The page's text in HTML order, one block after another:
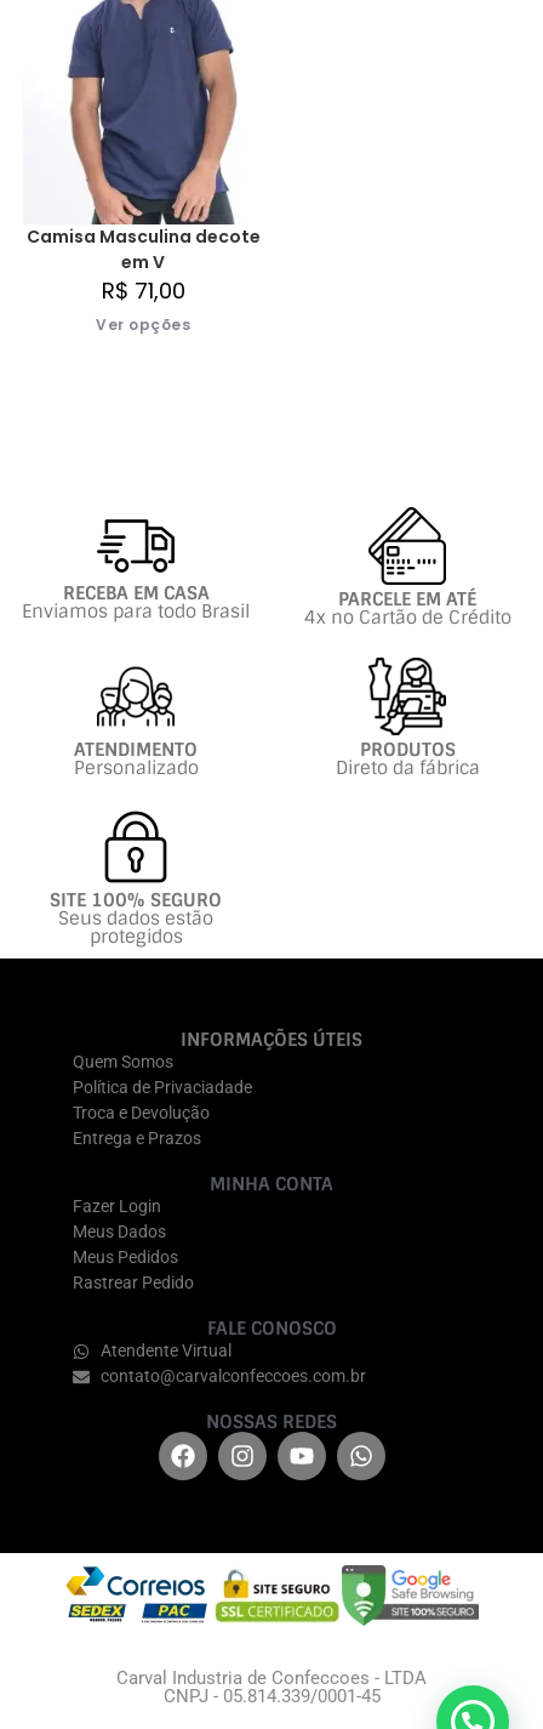
Camisa Masculina decote
em V
R$ 71,00
Ver opções
RECEBA EM CASA
Enviamos para todo Brasil PARCELE EM ATÉ
4x no Cartão de Crédito
ATENDIMENTO
Personalizado
PRODUTOS
Direto da fábrica
SITE 100% SEGURO
Seus dados estão
protegidos
INFORMAÇÕES ÚTEIS
Quem Somos
Política de Privaciadade
Troca e Devolução
Entrega e Prazos
MINHA CONTA
Fazer Login
Meus Dados
Meus Pedidos
Rastrear Pedido
FALE CONOSCO
Atendente Virtual
contato@carvalconfeccoes.com.br
NOSSAS REDES
Carval Industria de Confeccoes - LTDA
CNPJ - 05.814.339/0001-45